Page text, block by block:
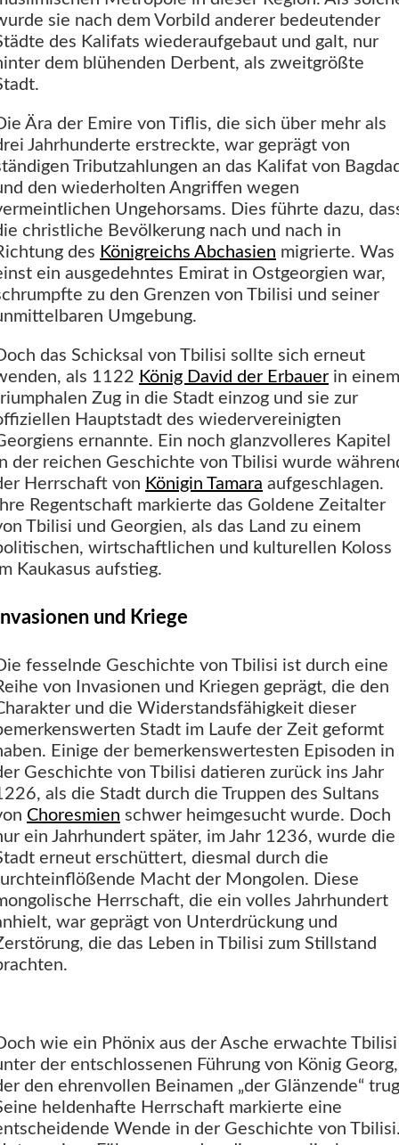
sie nach dem Vorbild anderer bedeutender
des Kalifats wiederaufgebaut und galt, nur
dem blühenden Derbent, als zweitgrößte
Ära der Emire von Tiflis, die sich über mehr als
Jahrhunderte erstreckte, war geprägt von
Tributzahlungen an das Kalifat von
den wiederholten Angriffen wegen
Ungehorsams. Dies führte dazu,
christliche Bevölkerung nach und nach in
des Königreichs Abchasien migrierte. Was
ein ausgedehntes Emirat in Ostgeorgien war,
zu den Grenzen von Tbilisi und seiner
Umgebung.
das Schicksal von Tbilisi sollte sich erneut
als 1122 König David der Erbauer in einem
Zug in die Stadt einzog und sie zur
Hauptstadt des wiedervereinigten
ernannte. Ein noch glanzvolleres Kapitel
der reichen Geschichte von Tbilisi wurde
Herrschaft von Königin Tamara aufgeschlagen.
Regentschaft markierte das Goldene Zeitalter
Tbilisi und Georgien, als das Land zu einem
wirtschaftlichen und kulturellen Koloss
Kaukasus aufstieg.
und Kriege
fesselnde Geschichte von Tbilisi ist durch eine
von Invasionen und Kriegen geprägt, die den
und die Widerstandsfähigkeit dieser
Stadt im Laufe der Zeit geformt
Einige der bemerkenswertesten Episoden in
Geschichte von Tbilisi datieren zurück ins Jahr
als die Stadt durch die Truppen des Sultans
Choresmien schwer heimgesucht wurde. Doch
ein Jahrhundert später, im Jahr 1236, wurde die
erneut erschüttert, diesmal durch die
Macht der Mongolen. Diese
Herrschaft, die ein volles Jahrhundert
war geprägt von Unterdrückung und
die das Leben in Tbilisi zum Stillstand
wie ein Phönix aus der Asche erwachte Tbilisi
der entschlossenen Führung von König Georg,
den ehrenvollen Beinamen „der Glänzende“
heldenhafte Herrschaft markierte eine
Wende in der Geschichte von